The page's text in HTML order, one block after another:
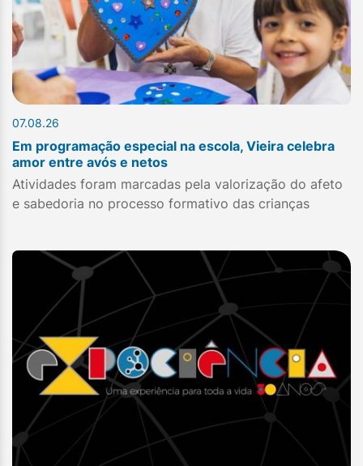
07.08.26
Em programação especial na escola, Vieira celebra
amor entre avós e netos
Atividades foram marcadas pela valorização do afeto
e sabedoria no processo formativo das crianças